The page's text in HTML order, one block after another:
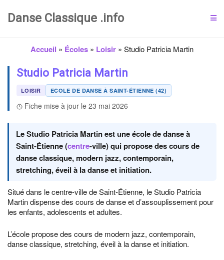
Danse Classique .info
Accueil » Écoles » Loisir » Studio Patricia Martin
Studio Patricia Martin
LOISIR ECOLE DE DANSE À SAINT-ÉTIENNE (42)
Fiche mise à jour le 23 mai 2026
Le Studio Patricia Martin est une école de danse à
Saint-Étienne (centre-ville) qui propose des cours de
danse classique, modern jazz, contemporain,
stretching, éveil à la danse et initiation.
Situé dans le centre-ville de Saint-Étienne, le Studio Patricia
Martin dispense des cours de danse et d’assouplissement pour
les enfants, adolescents et adultes.
L’école propose des cours de modern jazz, contemporain,
danse classique, stretching, éveil à la danse et initiation.